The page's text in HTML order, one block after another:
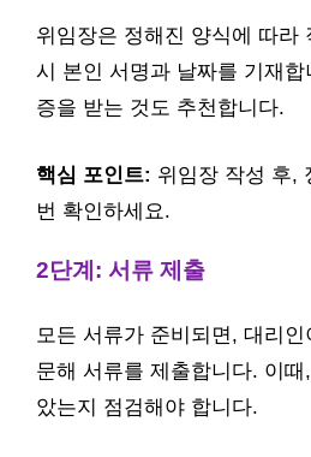
위임장은 정해진 양식에 따라
시 본인 서명과 날짜를 기재
증을 받는 것도 추천합니다.
핵심 포인트: 위임장 작성 후,
번 확인하세요.
2단계: 서류 제출
모든 서류가 준비되면, 대리
문해 서류를 제출합니다. 이
았는지 점검해야 합니다.